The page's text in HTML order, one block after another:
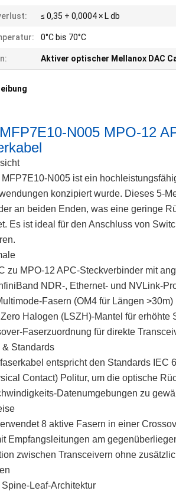
≤ 0,35 + 0,0004 × L db
0°C bis 70°C
Aktiver optischer Mellanox DAC
N005 MPO-12
MFP7E10-N005 ist ein
konzipiert wurde. Dieses 5-
an beiden Enden, was eine geringe
Es ist ideal für den Anschluss von
zu MPO-12 APC-Steckverbinder mit
NDR-, Ethernet- und NVLink-
Fasern (OM4 für Längen >30m)
Halogen (LSZH)-Mantel für erhöhte
Faserzuordnung für direkte
Standards
entspricht den Standards IEC
Contact) Politur, um die optische
Datenumgebungen zu
8 aktive Fasern in einer
Empfangsleitungen am
zwischen Transceivern ohne
Spine-Leaf-Architektur